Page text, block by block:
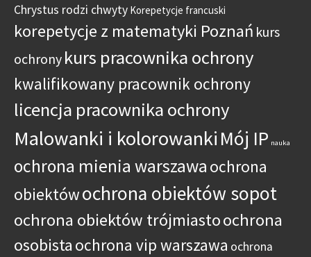
Chrystus rodzi chwyty Korepetycje francuski
korepetycje z matematyki Poznań kurs
ochrony kurs pracownika ochrony
kwalifikowany pracownik ochrony
licencja pracownika ochrony
Malowanki i kolorowanki Mój IP nauka
ochrona mienia warszawa ochrona
obiektówochrona obiektów sopot
ochrona obiektów trójmiastoochrona
osobista ochrona vip warszawa ochrona